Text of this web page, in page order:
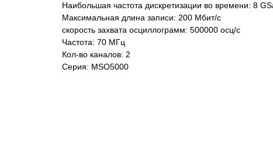
Наибольшая частота дискретизации во времени: 8
Максимальная длина записи: 200 Мбит/с
скорость захвата осциллограмм: 500000 осц/с
Частота: 70 МГц
Кол-во каналов: 2
Серия: MSO5000